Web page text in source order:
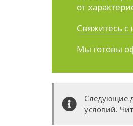
от
Свяжитесь с
Мы готовы
Следующие
условий.